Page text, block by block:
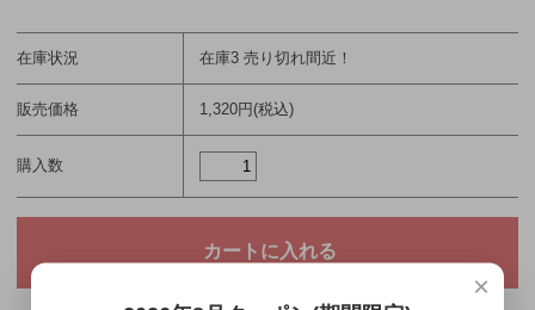
在庫状況 在庫3 売り切れ間近！
販売価格 1,320円(税込)
購入数
×